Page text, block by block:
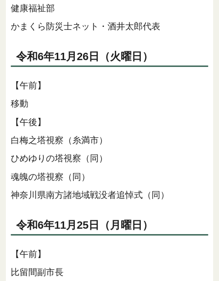
健康福祉部
かまくら防災士ネット・酒井太郎代表
令和6年11月26日（火曜日）
【午前】
移動
【午後】
白梅之塔視察（糸満市）
ひめゆりの塔視察（同）
魂魄の塔視察（同）
神奈川県南方諸地域戦没者追悼式（同）
令和6年11月25日（月曜日）
【午前】
比留間副市長